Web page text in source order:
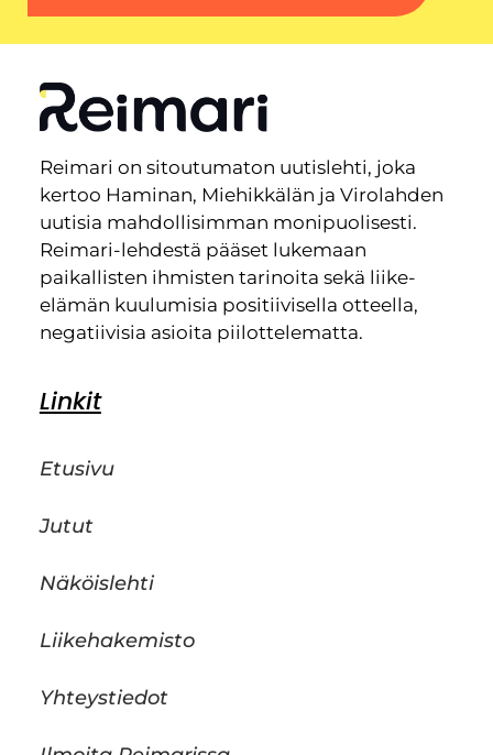
Reimari on sitoutumaton uutislehti, joka
kertoo Haminan, Miehikkälän ja Virolahden
uutisia mahdollisimman monipuolisesti.
Reimari-lehdestä pääset lukemaan
paikallisten ihmisten tarinoita sekä liike-
elämän kuulumisia positiivisella otteella,
negatiivisia asioita piilottelematta.
Linkit
Etusivu
Jutut
Näköislehti
Liikehakemisto
Yhteystiedot